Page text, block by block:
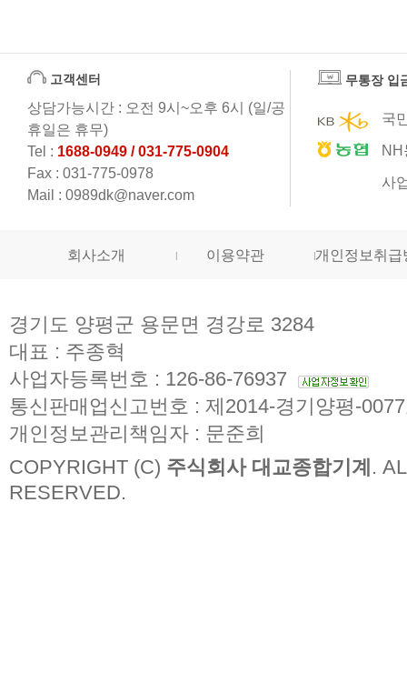
고객센터
상담가능시간 : 오전 9시~오후 6시 (일/공
휴일은 휴무)
Tel : 1688-0949 / 031-775-0904
Fax : 031-775-0978
Mail : 0989dk@naver.com
무통장 입
국
사
회사소개 이용약관 개인정보취급
경기도 양평군 용문면 경강로 3284
대표 : 주종혁
사업자등록번호 : 126-86-76937
통신판매업신고번호 : 제2014-경기양평-
개인정보관리책임자 : 문준희
COPYRIGHT (C) 주식회사 대교종합기계 .
RESERVED.